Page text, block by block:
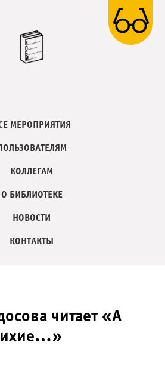
МЕРОПРИЯТИЯ
КОЛЛЕГАМ
О БИБЛИОТЕКЕ
НОВОСТИ
КОНТАКТЫ
читает «А